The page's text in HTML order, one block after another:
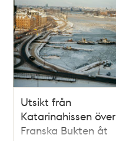
Utsikt från
Katarinahissen över
Franska Bukten åt